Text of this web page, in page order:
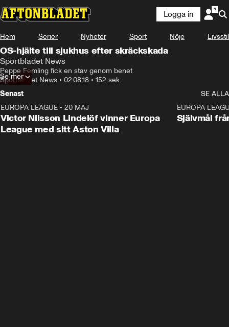
Logga in
Hem Serier Nyheter Sport Nöje Livsstil
OS-hjälte till sjukhus efter skräckskada
Sportbladet News
Peppe Femling fick en stav genom benet
Sportbladet News • 02.08.18 • 152 sek
Se mer
Senast
SE ALLA
EUROPA LEAGUE • 20 MAJ
Victor Nilsson Lindelöf vinner Europa
League med sitt Aston Villa
EUROPA
Självmål